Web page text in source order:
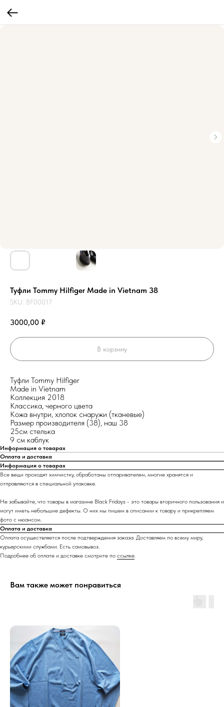
Туфли Tommy Hilfiger Made in Vietnam 38
SKU: BF00017
3000,00 ₽
В корзину
Туфли Tommy Hilfiger
Made in Vietnam
Коллекция 2018
Классика, черного цвета
Кожа внутри, хлопок снаружи (тканевые)
Размер производителя (38), наш 38
25см стелька
9 см каблук
Информация о товарах
Оплата и доставка
Информация о товарах
Все вещи проходят химчистку, обработаны отпаривателем, многие хранятся и
отправляются в специальной упаковке.
Не забывайте, что товары в магазине Black Fridays - это товары вторичного пользования и
могут иметь небольшие дефекты. О них мы пишем в описании к товару и прикрепляем
фото с нюансом.
Оплата и доставка
Оплата осуществляется после подтверждения заказа. Доставляем по всему миру,
курьерскими службами. Есть самовывоз.
Подробнее об оплате и доставке смотрите по ссылке.
Вам также может понравиться